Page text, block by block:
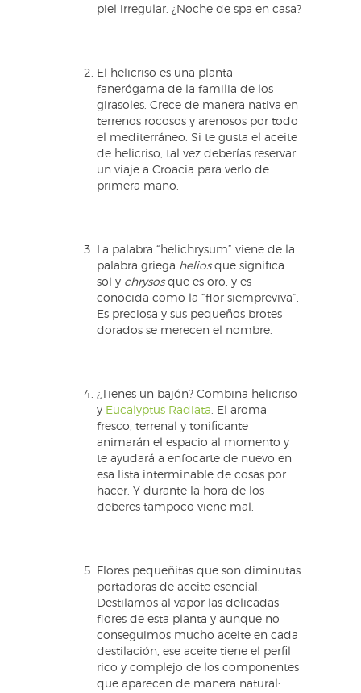
piel irregular. ¿Noche de spa en casa?
El helicriso es una planta
fanerógama de la familia de los
girasoles. Crece de manera nativa en
terrenos rocosos y arenosos por todo
el mediterráneo. Si te gusta el aceite
de helicriso, tal vez deberías reservar
un viaje a Croacia para verlo de
primera mano.
La palabra “helichrysum” viene de la
palabra griega heliosque significa
sol y chrysosque es oro, y es
conocida como la “flor siempreviva”.
Es preciosa y sus pequeños brotes
dorados se merecen el nombre.
¿Tienes un bajón? Combina helicriso
y Eucalyptus Radiata . El aroma
fresco, terrenal y tonificante
animarán el espacio al momento y
te ayudará a enfocarte de nuevo en
esa lista interminable de cosas por
hacer. Y durante la hora de los
deberes tampoco viene mal.
Flores pequeñitas que son diminutas
portadoras de aceite esencial.
Destilamos al vapor las delicadas
flores de esta planta y aunque no
conseguimos mucho aceite en cada
destilación, ese aceite tiene el perfil
rico y complejo de los componentes
que aparecen de manera natural: